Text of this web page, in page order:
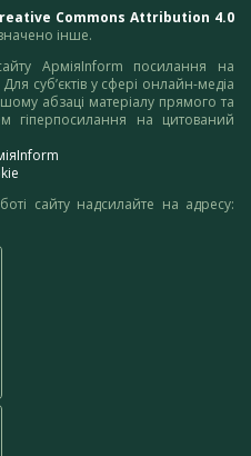
Commons Attribution 4.0
інше.
АрміяInform посилання на
суб’єктів у сфері онлайн-медіа
абзаці матеріалу прямого та
гіперпосилання на цитований
сайту надсилайте на адресу: